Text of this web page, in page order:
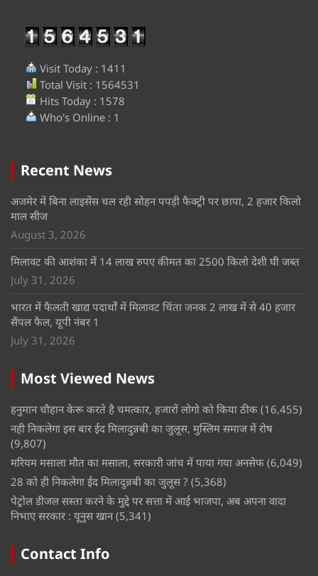
Visit Today : 1411
Total Visit : 1564531
Hits Today : 1578
Who's Online : 1
Recent News
अजमेर में बिना लाइसेंस चल रही सोहन पपड़ी फैक्ट्री पर छापा, 2 हजार किलो
माल सीज
August 3, 2026
मिलावट की आशंका में 14 लाख रुपए कीमत का 2500 किलो देशी घी जब्त
July 31, 2026
भारत में फैलती खाद्य पदार्थों में मिलावट चिंता जनक 2 लाख में से 40 हजार
सैंपल फैल, यूपी नंबर 1
July 31, 2026
Most Viewed News
हनुमान चौहान केरू करते है चमत्कार, हजारों लोगो को किया ठीक (16,455)
नही निकलेगा इस बार ईद मिलादुन्नबी का जुलूस, मुस्लिम समाज में रोष
(9,807)
मरियम मसाला मौत का मसाला, सरकारी जांच में पाया गया अनसेफ (6,049)
28 को ही निकलेगा ईद मिलादुन्नबी का जुलूस ? (5,368)
पेट्रोल डीजल सस्ता करने के मुद्दे पर सत्ता में आई भाजपा, अब अपना वादा
निभाए सरकार : यूनुस खान (5,341)
Contact Info